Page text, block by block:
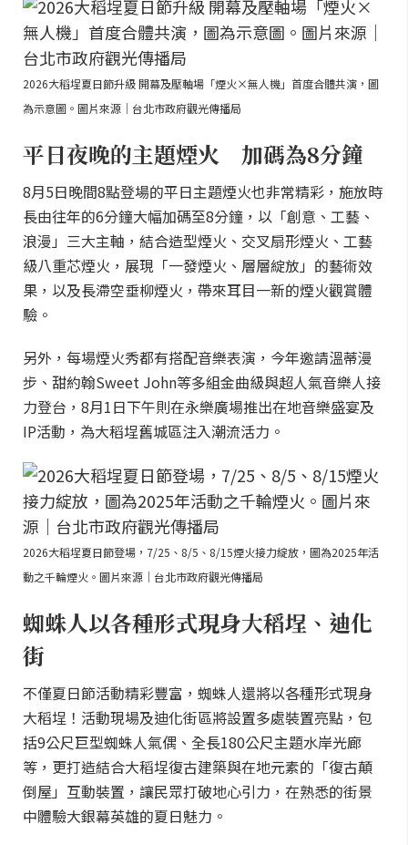
2026大稻埕夏日節升級 開幕及壓軸場「煙火×無人機」首度合體共演，圖
為示意圖。圖片來源｜台北市政府觀光傳播局
平日夜晚的主題煙火 加碼為8分鐘
8月5日晚間8點登場的平日主題煙火也非常精彩，施放時
長由往年的6分鐘大幅加碼至8分鐘，以「創意、工藝、
浪漫」三大主軸，結合造型煙火、交叉扇形煙火、工藝
級八重芯煙火，展現「一發煙火、層層綻放」的藝術效
果，以及長滯空垂柳煙火，帶來耳目一新的煙火觀賞體
驗。
另外，每場煙火秀都有搭配音樂表演，今年邀請溫蒂漫
步、甜約翰Sweet John等多組金曲級與超人氣音樂人接
力登台，8月1日下午則在永樂廣場推出在地音樂盛宴及
IP活動，為大稻埕舊城區注入潮流活力。
2026大稻埕夏日節登場，7/25、8/5、8/15煙火接力綻放，圖為2025年活
動之千輪煙火。圖片來源｜台北市政府觀光傳播局
蜘蛛人以各種形式現身大稻埕、迪化
街
不僅夏日節活動精彩豐富，蜘蛛人還將以各種形式現身
大稻埕！活動現場及迪化街區將設置多處裝置亮點，包
括9公尺巨型蜘蛛人氣偶、全長180公尺主題水岸光廊
等，更打造結合大稻埕復古建築與在地元素的「復古顛
倒屋」互動裝置，讓民眾打破地心引力，在熟悉的街景
中體驗大銀幕英雄的夏日魅力。